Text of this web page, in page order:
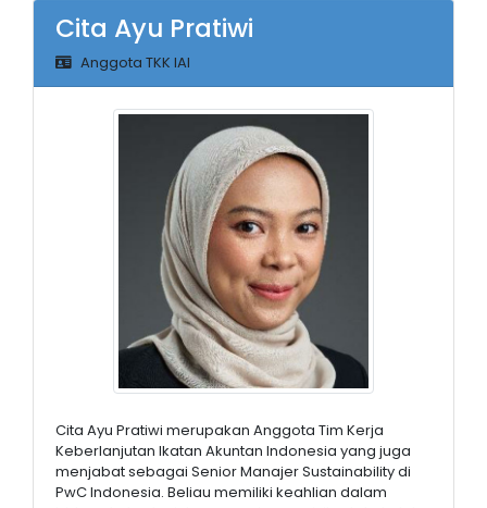
Cita Ayu Pratiwi
Anggota TKK IAI
Cita Ayu Pratiwi merupakan Anggota Tim Kerja
Keberlanjutan Ikatan Akuntan Indonesia yang juga
menjabat sebagai Senior Manajer Sustainability di
PwC Indonesia. Beliau memiliki keahlian dalam